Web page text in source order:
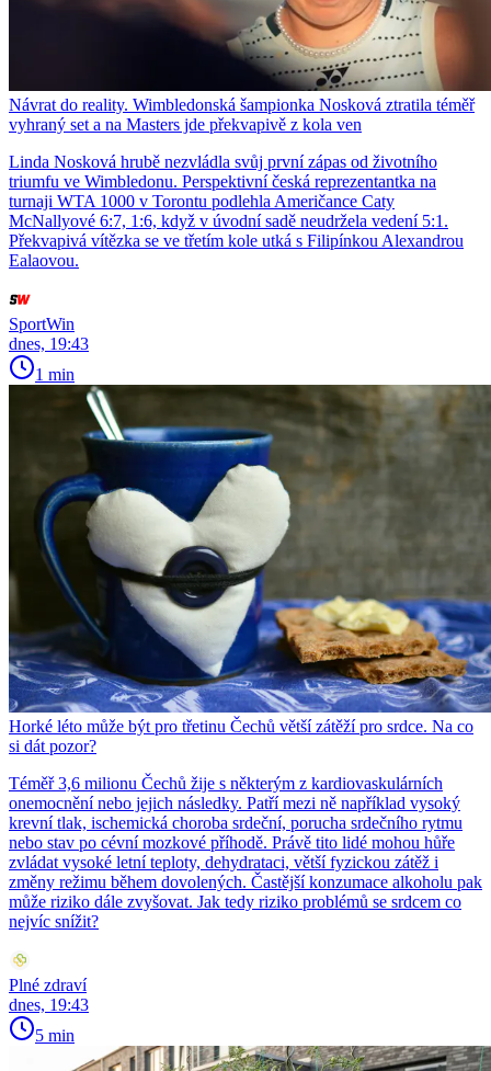
Návrat do reality. Wimbledonská šampionka Nosková ztratila téměř
vyhraný set a na Masters jde překvapivě z kola ven
Linda Nosková hrubě nezvládla svůj první zápas od životního
triumfu ve Wimbledonu. Perspektivní česká reprezentantka na
turnaji WTA 1000 v Torontu podlehla Američance Caty
McNallyové 6:7, 1:6, když v úvodní sadě neudržela vedení 5:1.
Překvapivá vítězka se ve třetím kole utká s Filipínkou Alexandrou
Ealaovou.
SportWin
dnes, 19:43
1 min
Horké léto může být pro třetinu Čechů větší zátěží pro srdce. Na co
si dát pozor?
Téměř 3,6 milionu Čechů žije s některým z kardiovaskulárních
onemocnění nebo jejich následky. Patří mezi ně například vysoký
krevní tlak, ischemická choroba srdeční, porucha srdečního rytmu
nebo stav po cévní mozkové příhodě. Právě tito lidé mohou hůře
zvládat vysoké letní teploty, dehydrataci, větší fyzickou zátěž i
změny režimu během dovolených. Častější konzumace alkoholu pak
může riziko dále zvyšovat. Jak tedy riziko problémů se srdcem co
nejvíc snížit?
Plné zdraví
dnes, 19:43
5 min